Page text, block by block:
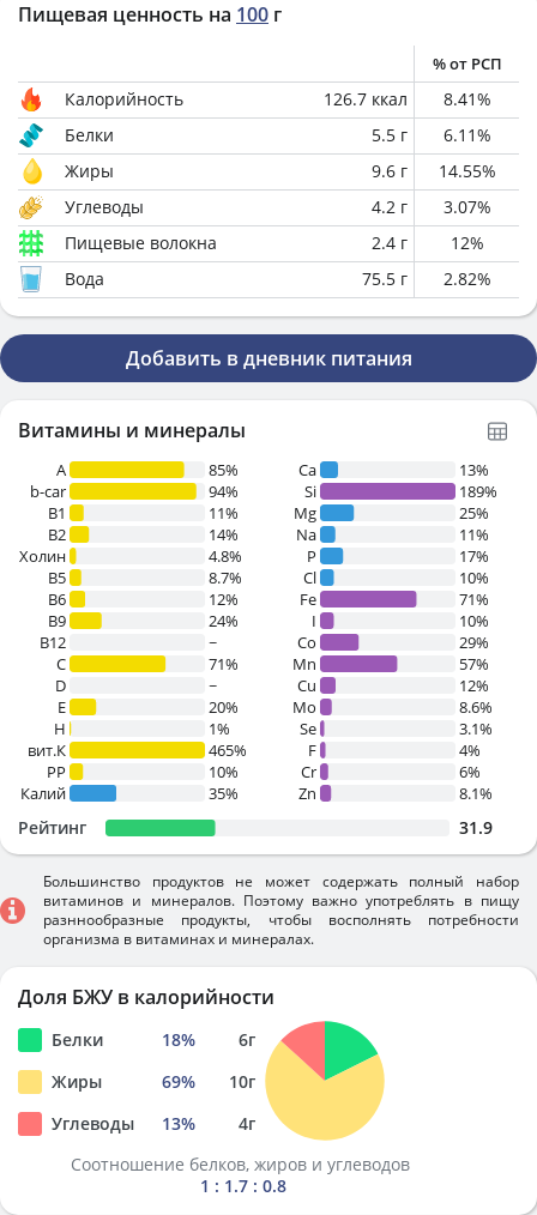
Пищевая ценность на 100 г
% от РСП
Калорийность 126.7 ккал 8.41%
Белки
5.5 г 6.11%
Жиры
9.6 г 14.55%
Углеводы
4.2 г 3.07%
Пищевые волокна
2.4 г 12%
Вода
75.5 г 2.82%
Добавить в дневник питания
Витамины и минералы
A
85%
b-car
94%
В1
11%
B2
14%
Холин
4.8%
B5
8.7%
B6
12%
B9
24%
B12
~
C
71%
D
~
E
20%
H
1%
вит.К
465%
PP
10%
Калий
35%
Ca
13%
Si
189%
Mg
25%
Na
11%
P
17%
Cl
10%
Fe
71%
I
10%
Co
29%
Mn
57%
Cu
12%
Mo
8.6%
Se
3.1%
F
4%
Cr
6%
Zn
8.1%
Рейтинг 31.9
Большинство продуктов не может содержать полный набор
витаминов и минералов. Поэтому важно употреблять в пищу
разннообразные продукты, чтобы восполнять потребности
организма в витаминах и минералах.
Доля БЖУ в калорийности
Белки 18% 6г
Жиры
69% 10г
Углеводы
13% 4г
Соотношение белков, жиров и углеводов
1 : 1.7 : 0.8